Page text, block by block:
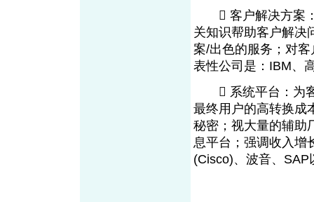
 客户解决方案：
关知识帮助客户解决
案/出色的服务；对
表性公司是：IBM、
 系统平台：为客
最终用户的高转换成
秘密；视大量的辅助
息平台；强调收入增
(Cisco)、波音、